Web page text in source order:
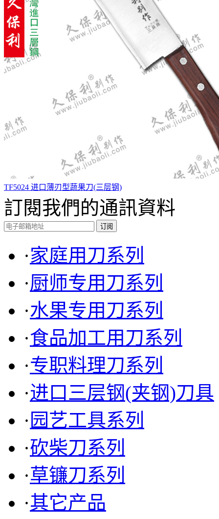
TF5024 进口薄刃型蔬果
刀(三层钢)
TF5024 进口薄刃型蔬果刀(三层钢)
訂閱我們的通訊資料
·家庭用刀系列
·厨师专用刀系列
·水果专用刀系列
·食品加工用刀系列
·专职料理刀系列
·进口三层钢(夹钢)刀具
· 园艺工具系列
·砍柴刀系列
·草镰刀系列
·其它产品